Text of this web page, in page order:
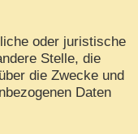
oder juristische
Stelle, die
die Zwecke und
Daten